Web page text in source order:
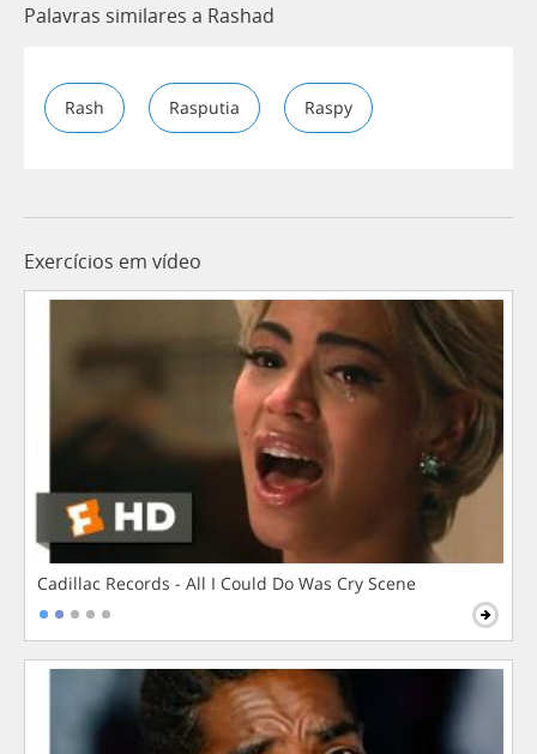
Palavras similares a Rashad
Rash Rasputia Raspy
Exercícios em vídeo
Cadillac Records - All I Could Do Was Cry Scene